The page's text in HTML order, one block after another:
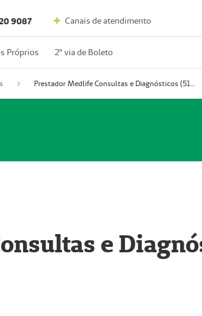
9087 Canais de atendimento
Próprios 2º via de Boleto
Prestador Medlife Consultas e Diagnósticos (51004334-2)
e